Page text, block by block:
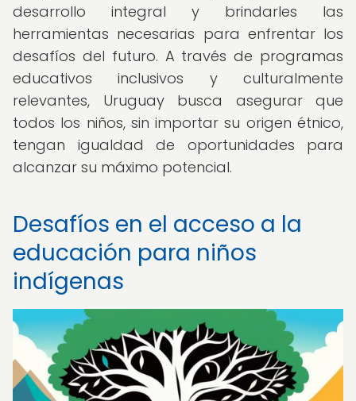
desarrollo integral y brindarles las
herramientas necesarias para enfrentar los
desafíos del futuro. A través de programas
educativos inclusivos y culturalmente
relevantes, Uruguay busca asegurar que
todos los niños, sin importar su origen étnico,
tengan igualdad de oportunidades para
alcanzar su máximo potencial.
Desafíos en el acceso a la
educación para niños
indígenas